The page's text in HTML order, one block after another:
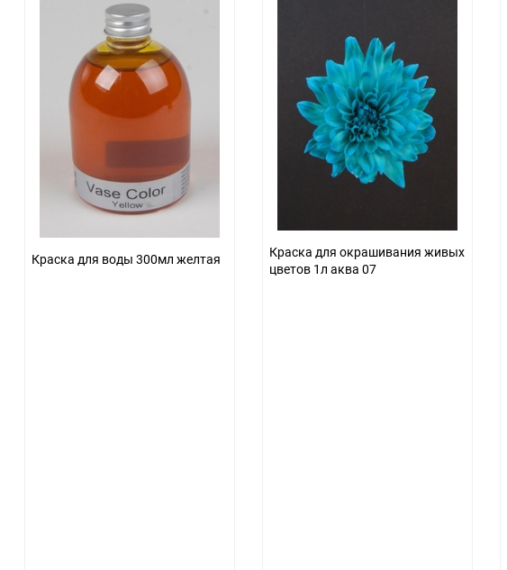
Краска для воды 300мл желтая
Краска для окрашивания живых
цветов 1л аква 07